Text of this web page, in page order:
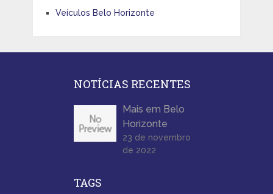
Veículos Belo Horizonte
NOTÍCIAS RECENTES
Mais em Belo
Horizonte
23 de novembro
de 2022
TAGS